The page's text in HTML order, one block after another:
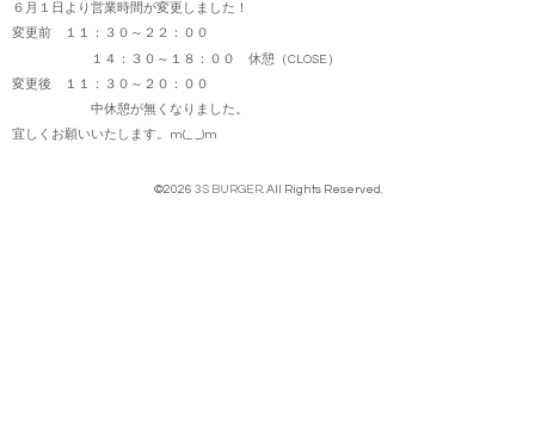
６月１日より営業時間が変更しました！
変更前 １１：３０～２２：００
１４：３０～１８：００ 休憩（CLOSE）
変更後 １１：３０～２０：００
中休憩が無くなりました。
宜しくお願いいたします。m(_ _)m
©2026 3S BURGER. All Rights Reserved.